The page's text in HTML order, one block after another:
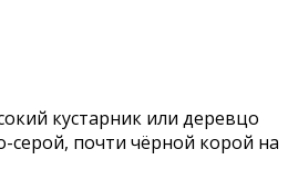
кустарник или деревцо
серой, почти чёрной корой на